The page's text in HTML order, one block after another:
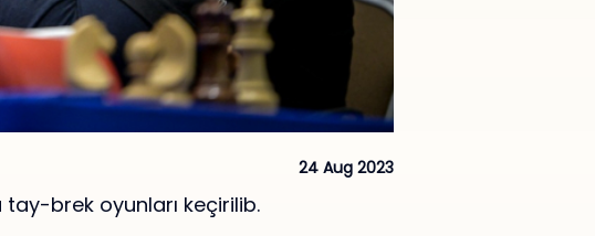
24 Aug 2023
tay-brek oyunları keçirilib.